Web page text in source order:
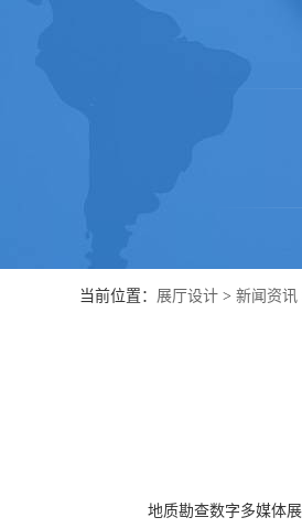
当前位置： 展厅设计 > 新闻资讯
地质勘查数字多媒体